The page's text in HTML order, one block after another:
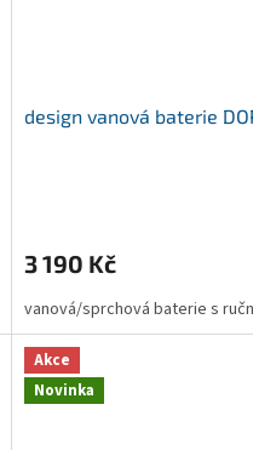
design vanová baterie
je
z
5
hvězdiček.
3 190 Kč
vanová/sprchová baterie s
Akce
Novinka